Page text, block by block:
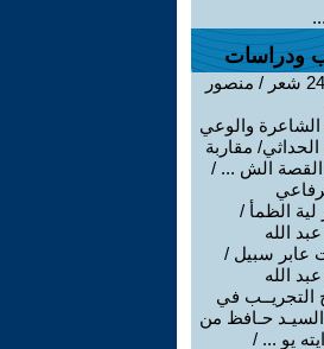
ودراسات
ديوان 24 شعر / منصور
والوعي
مقاربة
الش ... /
لية الظمأ /
الله
عابر سبيل /
الله
التجريــب في
السيـد حـافظ من
يو ... /